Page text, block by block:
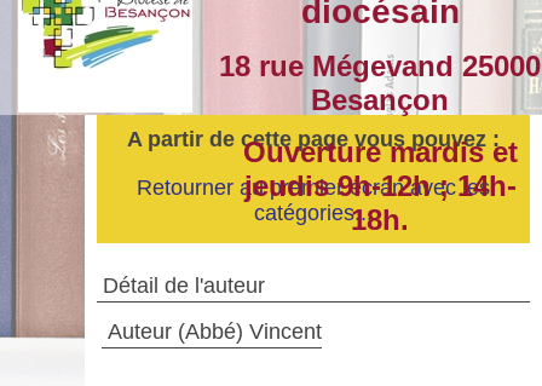
A partir de cette page vous pouvez :
Retourner au premier écran avec les
catégories...
Détail de l'auteur
Auteur (Abbé) Vincent
diocésain
18 rue Mégevand 25000
Besançon
Ouverture mardis et
jeudis 9h-12h ; 14h-
18h.